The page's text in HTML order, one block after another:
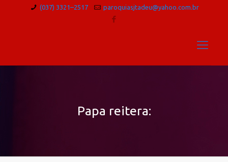
(037) 3321–2517 paroquiasjtadeu@yahoo.com.br
Papa reitera: